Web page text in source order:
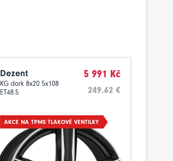
Dezent
KG dark 8x20 5x108
ET48.5
5 991 Kč
249.62 €
AKCE NA TPMS TLAKOVÉ VENTILKY